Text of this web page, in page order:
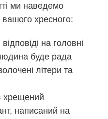
ми наведемо
хресного:
на головні
буде рада
літери та
хрещений
написаний на